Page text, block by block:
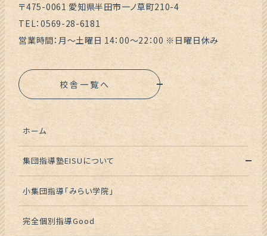
〒475-0061 愛知県半田市一ノ草町210-4
TEL：0569-28-6181
営業時間：月～土曜日 14：00～22：00 ※日曜日休み
校舎一覧へ
ホーム
集団指導塾EISUについて
小集団指導「みらい学院」
完全個別指導Good